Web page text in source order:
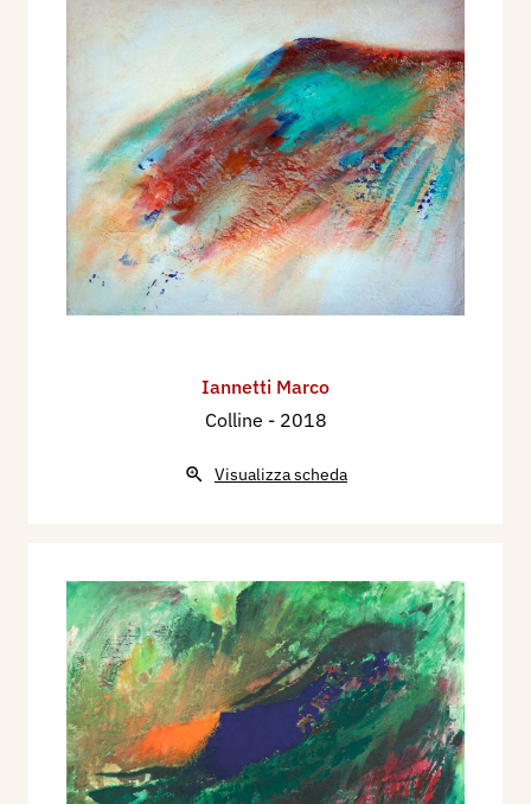
Iannetti Marco
Colline - 2018
Visualizza scheda